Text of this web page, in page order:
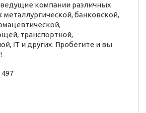
компании различных
металлургической, банковской,
транспортной,
IT и других. Пробегите и вы